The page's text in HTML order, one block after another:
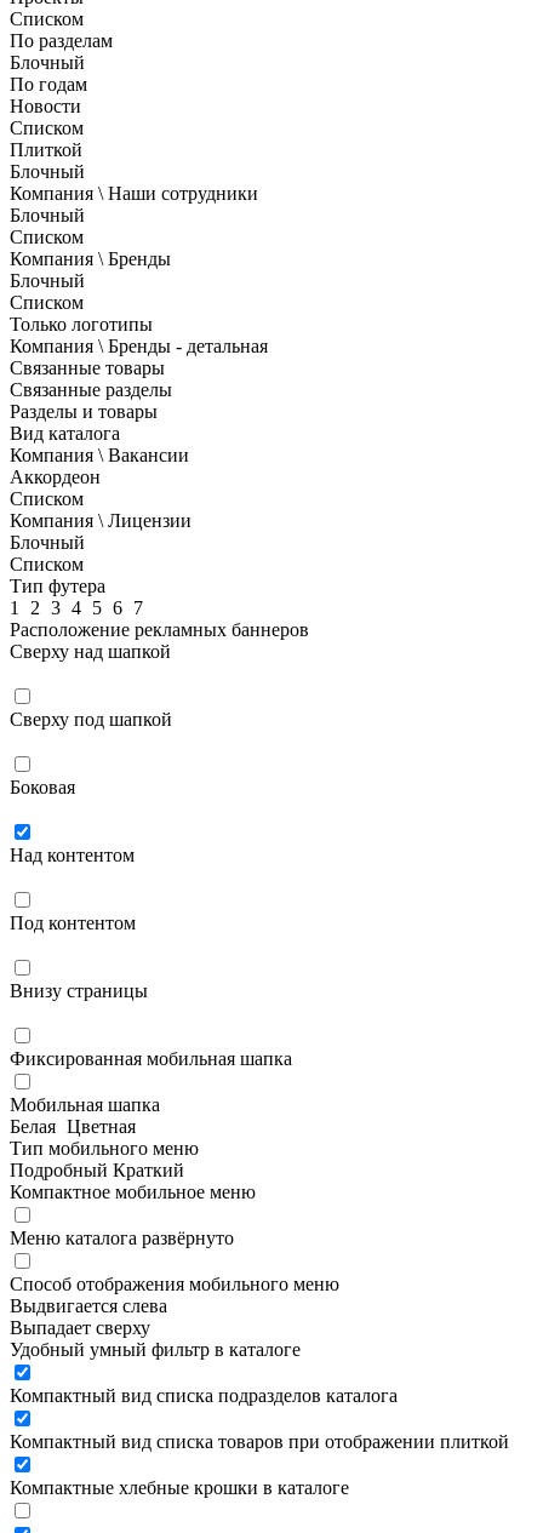
Списком
По разделам
Блочный
По годам
Новости
Списком
Плиткой
Блочный
Компания \ Наши сотрудники
Блочный
Списком
Компания \ Бренды
Блочный
Списком
Только логотипы
Компания \ Бренды - детальная
Связанные товары
Связанные разделы
Разделы и товары
Вид каталога
Компания \ Вакансии
Аккордеон
Списком
Компания \ Лицензии
Блочный
Списком
Тип футера
1
2 3 4 5 6 7
Расположение рекламных баннеров
Сверху над шапкой
Сверху под шапкой
Боковая
Над контентом
Под контентом
Внизу страницы
Фиксированная мобильная шапка
Мобильная шапка
Белая Цветная
Тип мобильного меню
Подробный Краткий
Компактное мобильное меню
Меню каталога развёрнуто
Способ отображения мобильного меню
Выдвигается слева
Выпадает сверху
Удобный умный фильтр в каталоге
Компактный вид списка подразделов каталога
Компактный вид списка товаров при отображении плиткой
Компактные хлебные крошки в каталоге